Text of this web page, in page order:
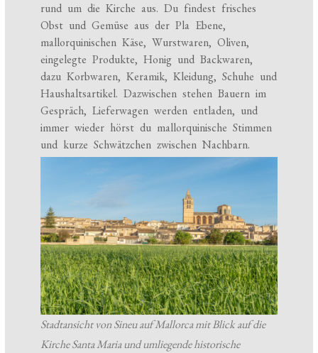
rund um die Kirche aus. Du findest frisches
Obst und Gemüse aus der Pla Ebene,
mallorquinischen Käse, Wurstwaren, Oliven,
eingelegte Produkte, Honig und Backwaren,
dazu Korbwaren, Keramik, Kleidung, Schuhe und
Haushaltsartikel. Dazwischen stehen Bauern im
Gespräch, Lieferwagen werden entladen, und
immer wieder hörst du mallorquinische Stimmen
und kurze Schwätzchen zwischen Nachbarn.
Stadtansicht von Sineu auf Mallorca mit Blick auf die
Kirche Santa Maria und umliegende historische